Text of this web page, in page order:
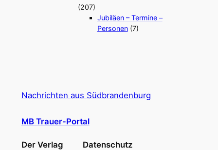
(207)
Jubiläen – Termine –
Personen(7)
Nachrichten aus Südbrandenburg
MB Trauer-Portal
Der Verlag Datenschutz